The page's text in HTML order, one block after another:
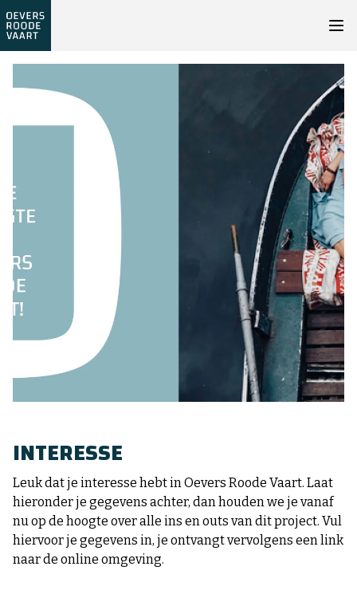
INTERESSE
Leuk dat je interesse hebt in Oevers Roode Vaart. Laat
hieronder je gegevens achter, dan houden we je vanaf
nu op de hoogte over alle ins en outs van dit project. Vul
hiervoor je gegevens in, je ontvangt vervolgens een link
naar de online omgeving.